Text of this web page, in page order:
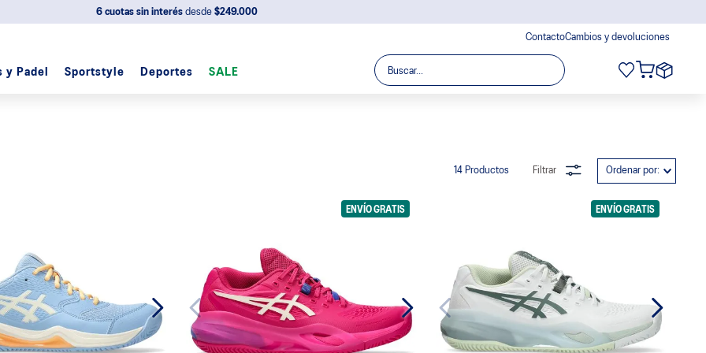
6 cuotas sin interésdesde $249.000
ContactoCambios y devoluciones
y Padel Sportstyle Deportes SALE
Buscar...
14 Productos Filtrar Ordenar por
ENVÍO GRATIS ENVÍO GRATIS